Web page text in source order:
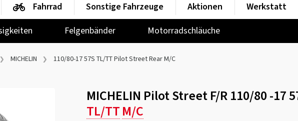
Felgenbänder Motorradschläuche
Fahrrad Sonstige Fahrzeuge Aktionen Werkstatt
MICHELIN 110/80-17 57S TL/TT Pilot Street Rear M/C
MICHELIN Pilot Street F/R 110/80 -17
TL/TTM/C